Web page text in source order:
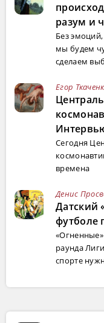
разум и
Без
мы будем
сделаем
Егор
Сегодня
времена
Денис
Датский
футболе
раунда
спорте